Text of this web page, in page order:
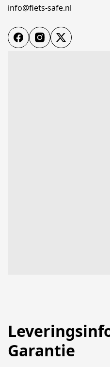
info@fiets-safe.nl
Garantie